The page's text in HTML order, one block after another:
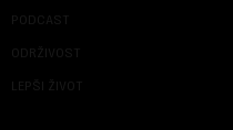
PODCAST
ODRŽIVOST
LEPŠI ŽIVOT